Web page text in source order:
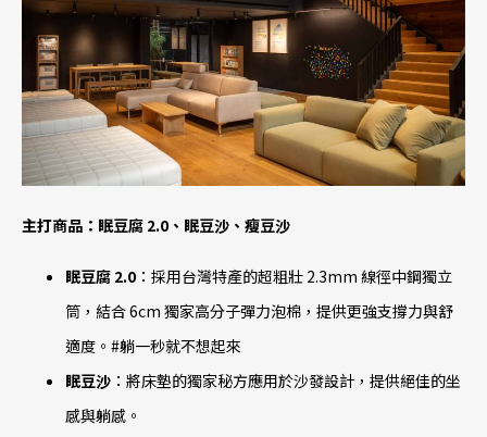
主打商品：眠豆腐 2.0、眠豆沙、瘦豆沙
眠豆腐 2.0 ：採用台灣特產的超粗壯 2.3mm 線徑中鋼獨立
筒，結合 6cm 獨家高分子彈力泡棉，提供更強支撐力與舒
適度。#躺一秒就不想起來
眠豆沙 ：將床墊的獨家秘方應用於沙發設計，提供絕佳的坐
感與躺感。